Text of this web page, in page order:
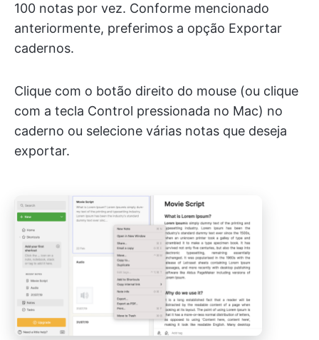
100 notas por vez. Conforme mencionado
anteriormente, preferimos a opção Exportar
cadernos.
Clique com o botão direito do mouse (ou clique
com a tecla Control pressionada no Mac) no
caderno ou selecione várias notas que deseja
exportar.